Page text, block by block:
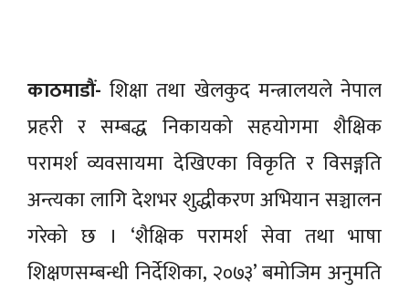
काठमाडौं-शिक्षा तथा खेलकुद मन्त्रालयले नेपाल
प्रहरी र सम्बद्ध निकायको सहयोगमा शैक्षिक
परामर्श व्यवसायमा देखिएका विकृति र विसङ्गति
अन्त्यका लागि देशभर शुद्धीकरण अभियान सञ्चालन
गरेको छ । ‘शैक्षिक परामर्श सेवा तथा भाषा
शिक्षणसम्बन्धी निर्देशिका, २०७३’ बमोजिम अनुमति